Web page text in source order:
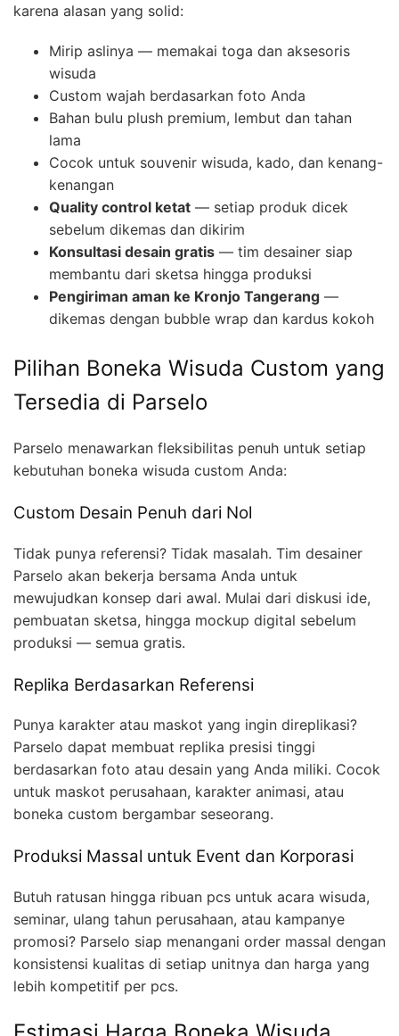
karena alasan yang solid:
Mirip aslinya — memakai toga dan aksesoris
wisuda
Custom wajah berdasarkan foto Anda
Bahan bulu plush premium, lembut dan tahan
lama
Cocok untuk souvenir wisuda, kado, dan kenang-
kenangan
Quality control ketat — setiap produk dicek
sebelum dikemas dan dikirim
Konsultasi desain gratis — tim desainer siap
membantu dari sketsa hingga produksi
Pengiriman aman ke Kronjo Tangerang —
dikemas dengan bubble wrap dan kardus kokoh
Pilihan Boneka Wisuda Custom yang
Tersedia di Parselo
Parselo menawarkan fleksibilitas penuh untuk setiap
kebutuhan boneka wisuda custom Anda:
Custom Desain Penuh dari Nol
Tidak punya referensi? Tidak masalah. Tim desainer
Parselo akan bekerja bersama Anda untuk
mewujudkan konsep dari awal. Mulai dari diskusi ide,
pembuatan sketsa, hingga mockup digital sebelum
produksi — semua gratis.
Replika Berdasarkan Referensi
Punya karakter atau maskot yang ingin direplikasi?
Parselo dapat membuat replika presisi tinggi
berdasarkan foto atau desain yang Anda miliki. Cocok
untuk maskot perusahaan, karakter animasi, atau
boneka custom bergambar seseorang.
Produksi Massal untuk Event dan Korporasi
Butuh ratusan hingga ribuan pcs untuk acara wisuda,
seminar, ulang tahun perusahaan, atau kampanye
promosi? Parselo siap menangani order massal dengan
konsistensi kualitas di setiap unitnya dan harga yang
lebih kompetitif per pcs.